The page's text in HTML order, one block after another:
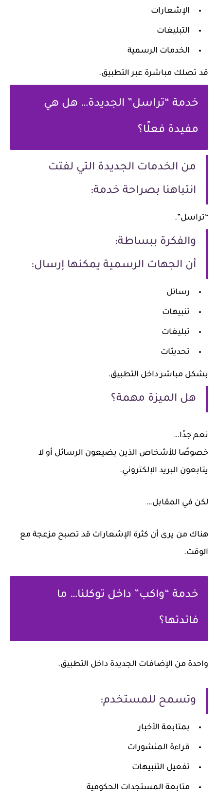
الإشعارات
التبليغات
الخدمات الرسمية
قد تصلك مباشرة عبر التطبيق.
خدمة “تراسل” الجديدة… هل هي
مفيدة فعلًا؟
من الخدمات الجديدة التي لفتت
انتباهنا بصراحة خدمة:
“تراسل”.
والفكرة ببساطة:
أن الجهات الرسمية يمكنها إرسال:
رسائل
تنبيهات
تبليغات
تحديثات
بشكل مباشر داخل التطبيق.
هل الميزة مهمة؟
نعم جدًا…
خصوصًا للأشخاص الذين يضيعون الرسائل أو لا
يتابعون البريد الإلكتروني.
لكن في المقابل…
هناك من يرى أن كثرة الإشعارات قد تصبح مزعجة مع
الوقت.
خدمة “واكب” داخل توكلنا… ما
فائدتها؟
واحدة من الإضافات الجديدة داخل التطبيق.
وتسمح للمستخدم:
بمتابعة الأخبار
قراءة المنشورات
تفعيل التنبيهات
متابعة المستجدات الحكومية